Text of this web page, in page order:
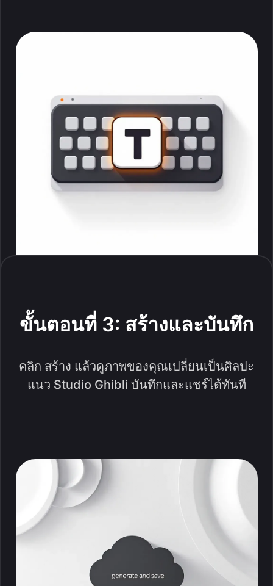
ขั้นตอนที่ 3: สร้างและบันทึก
คลิก สร้าง แล้วดูภาพของคุณเปลี่ยนเป็นศิลปะ
แนว Studio Ghibli บันทึกและแชร์ได้ทันที